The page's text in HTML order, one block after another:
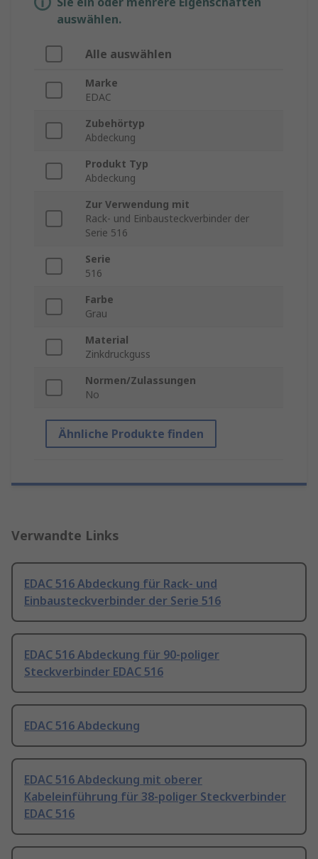
auswählen.
Alle auswählen
Marke
EDAC
Zubehörtyp
Abdeckung
Produkt Typ
Abdeckung
Zur Verwendung mit
Rack- und Einbausteckverbinder der
Serie 516
Serie
516
Farbe
Grau
Material
Zinkdruckguss
Normen/Zulassungen
No
Ähnliche Produkte finden
Verwandte Links
EDAC 516 Abdeckung für Rack- und
Einbausteckverbinder der Serie 516
EDAC 516 Abdeckung für 90-poliger
Steckverbinder EDAC 516
EDAC 516 Abdeckung
EDAC 516 Abdeckung mit oberer
Kabeleinführung für 38-poliger Steckverbinder
EDAC 516